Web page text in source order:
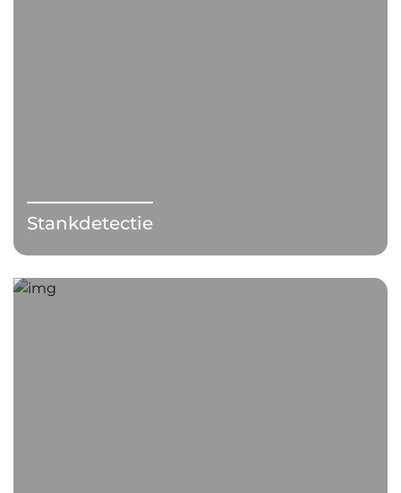
Stankdetectie